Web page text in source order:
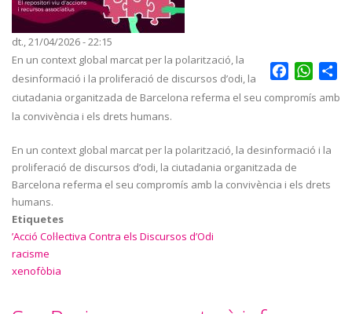
dt., 21/04/2026 - 22:15
Facebook
En un context global marcat per la polarització, la
desinformació i la proliferació de discursos d’odi, la
ciutadania organitzada de Barcelona referma el seu compromís amb
la convivència i els drets humans.
En un context global marcat per la polarització, la desinformació i la
proliferació de discursos d’odi, la ciutadania organitzada de
Barcelona referma el seu compromís amb la convivència i els drets
humans.
Etiquetes
’Acció Col·lectiva Contra els Discursos d’Odi
racisme
xenofòbia